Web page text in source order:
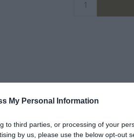
My Personal Information
to third parties, or processing of your
by us, please use the below opt-out
καθημερινή χρήση, προσφέροντας
της ισορροπίας και της καλής κατάστασης
για την καθημερινή ρουτίνα